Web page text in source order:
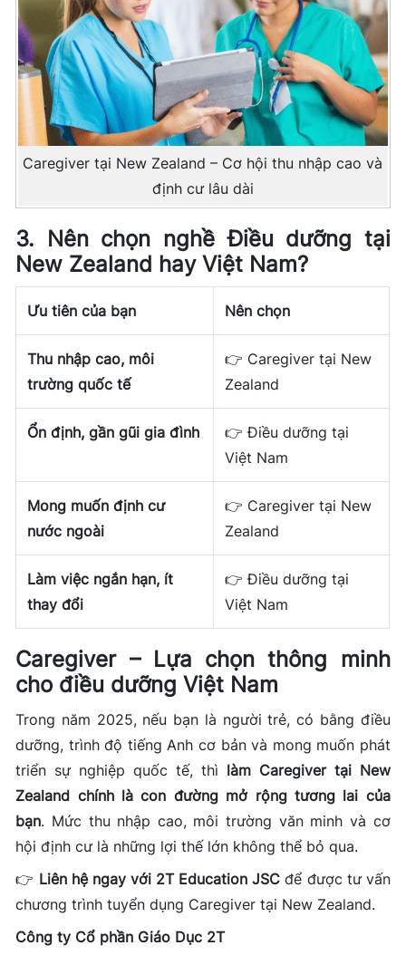
Caregiver tại New Zealand – Cơ hội thu nhập cao và
định cư lâu dài
3. Nên chọn nghề Điều dưỡng tại
New Zealand hay Việt Nam?
Ưu tiên của bạn Nên chọn
Thu nhập cao, môi
trường quốc tế
👉 Caregiver tại New
Zealand
Ổn định, gần gũi gia đình 👉 Điều dưỡng tại
Việt Nam
Mong muốn định cư
nước ngoài
👉 Caregiver tại New
Zealand
Làm việc ngắn hạn, ít
thay đổi
👉 Điều dưỡng tại
Việt Nam
Caregiver – Lựa chọn thông minh
cho điều dưỡng Việt Nam
Trong năm 2025, nếu bạn là người trẻ, có bằng điều
dưỡng, trình độ tiếng Anh cơ bản và mong muốn phát
triển sự nghiệp quốc tế, thì làm Caregiver tại New
Zealand chính là con đường mở rộng tương lai của
bạn. Mức thu nhập cao, môi trường văn minh và cơ
hội định cư là những lợi thế lớn không thể bỏ qua.
👉 Liên hệ ngay với 2T Education JSC để được tư vấn
chương trình tuyển dụng Caregiver tại New Zealand.
Công ty Cổ phần Giáo Dục 2T